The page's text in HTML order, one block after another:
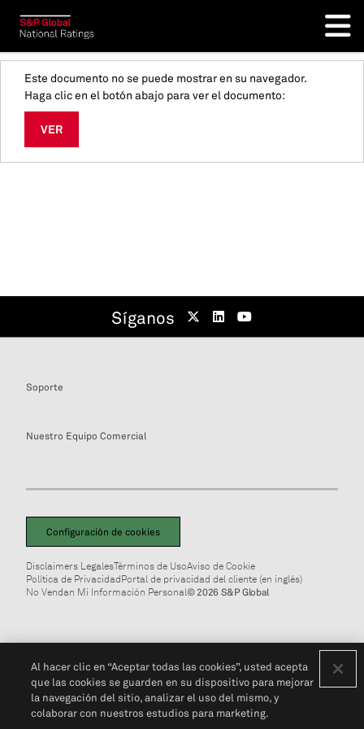
Este documento no se puede mostrar en su navegador.
Haga clic en el botón abajo para ver el documento:
VER
Síganos
Soporte
Nuestro Equipo Comercial
Configuración de cookies
Disclaimers LegalesTérminos de UsoAviso de Cookie
Política de PrivacidadPortal de privacidad del cliente (en inglés)
No Vendan Mi Información Personal© 2026 S&P Global
Al hacer clic en “Aceptar todas las cookies”, usted acepta
que las cookies se guarden en su dispositivo para mejorar
la navegación del sitio, analizar el uso del mismo, y
colaborar con nuestros estudios para marketing.